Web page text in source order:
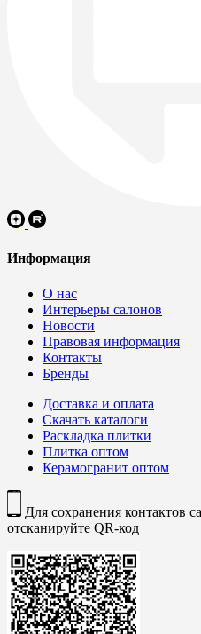
Информация
О нас
Интерьеры салонов
Новости
Правовая информация
Контакты
Бренды
Доставка и оплата
Скачать каталоги
Раскладка плитки
Плитка оптом
Керамогранит оптом
Для сохранения контактов
отсканируйте QR-код